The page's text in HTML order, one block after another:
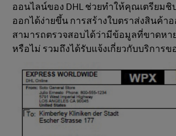
ออนไลน์ของ DHL ช่วยทําให้คุณเตรียมชิ
ออกได้ง่ายขึ้น การสร้างใบตราส่งสินค้
สามารถตรวจสอบได้ว่ามีข้อมูลที่ขาดห
หรือไม่ รวมถึงได้รับแจ้งเกี่ยวกับบริการข